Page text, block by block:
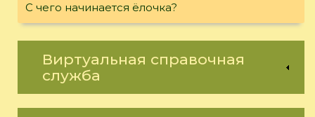
С чего начинается ёлочка?
Виртуальная справочная
служба